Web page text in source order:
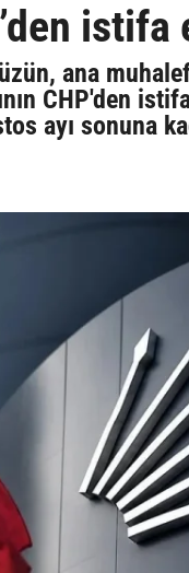
istifa
ana
CHP'den
ayı sonuna